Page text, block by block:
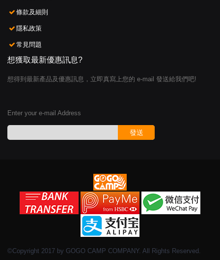
條款及細則
隱私政策
常見問題
想獲取最新優惠訊息?
想得到最新產品及優惠訊息，立即真寫上您的 e-mail 發送給我們吧!
Enter your e-mail Address
發送
©Copyright 2017 by GOGO CAMP COMPANY. All Rights Reserved.